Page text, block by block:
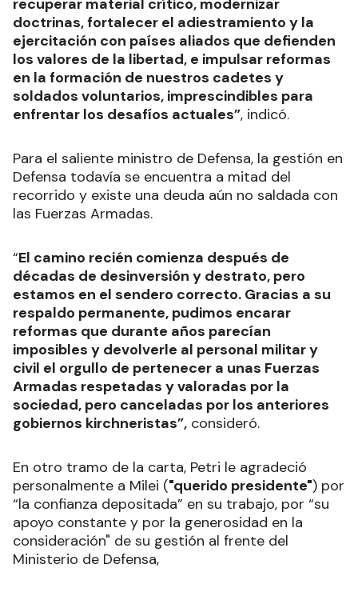
doctrinas, fortalecer el adiestramiento y la
ejercitación con países aliados que defienden
los valores de la libertad, e impulsar reformas
en la formación de nuestros cadetes y
soldados voluntarios, imprescindibles para
enfrentar los desafíos actuales”, indicó.
Para el saliente ministro de Defensa, la gestión en
Defensa todavía se encuentra a mitad del
recorrido y existe una deuda aún no saldada con
las Fuerzas Armadas.
“El camino recién comienza después de
décadas de desinversión y destrato, pero
estamos en el sendero correcto. Gracias a su
respaldo permanente, pudimos encarar
reformas que durante años parecían
imposibles y devolverle al personal militar y
civil el orgullo de pertenecer a unas Fuerzas
Armadas respetadas y valoradas por la
sociedad, pero canceladas por los anteriores
gobiernos kirchneristas”, consideró.
En otro tramo de la carta, Petri le agradeció
personalmente a Milei ("querido presidente") por
“la confianza depositada” en su trabajo, por “su
apoyo constante y por la generosidad en la
consideración" de su gestión al frente del
Ministerio de Defensa,